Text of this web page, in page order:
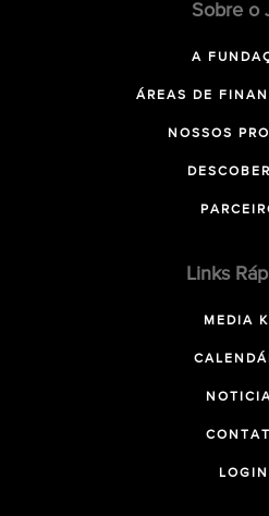
Sobre o
A
ÁREAS DE
NOSSOS
Links
MEDIA
LOGIN